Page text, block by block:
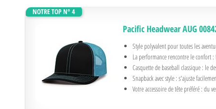
NOTRE TOP N° 4
Pacific Headwear AUG
Style polyvalent pour toutes les
La performance rencontre le confort
Casquette de baseball classique : le
Snapback avec style : s'ajuste
Votre accessoire de tête préféré : du